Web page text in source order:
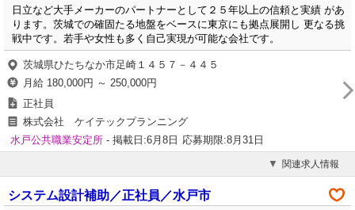
日立など大手メーカーのパートナーとして２５年以上の信頼と実績 があ
ります。茨城での確固たる地盤をベースに東京にも拠点展開し 更なる挑
戦中です。若手や女性も多く自己実現が可能な会社です。
茨城県ひたちなか市足崎１４５７－４４５
月給 180,000円 ～ 250,000円
正社員
株式会社 ケイテックプランニング
水戸公共職業安定所 - 掲載日:6月8日 応募期限:8月31日
関連求人情報
システム設計補助／正社員／水戸市